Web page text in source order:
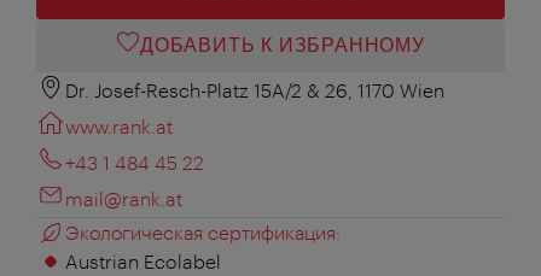
ДОБАВИТЬ К ИЗБРАННОМУ
Dr. Josef-Resch-Platz 15A/2 & 26, 1170 Wien
www.rank.at
+43 1 484 45 22
mail@rank.at
Экологическая сертификация:
Austrian Ecolabel